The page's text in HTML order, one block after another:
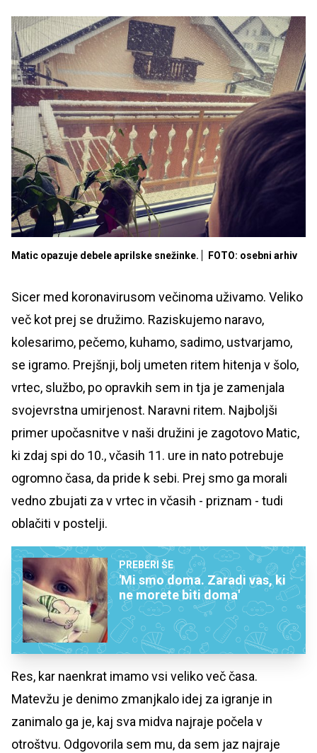
Matic opazuje debele aprilske snežinke. FOTO: osebni arhiv
Sicer med koronavirusom večinoma uživamo. Veliko
več kot prej se družimo. Raziskujemo naravo,
kolesarimo, pečemo, kuhamo, sadimo, ustvarjamo,
se igramo. Prejšnji, bolj umeten ritem hitenja v šolo,
vrtec, službo, po opravkih sem in tja je zamenjala
svojevrstna umirjenost. Naravni ritem. Najboljši
primer upočasnitve v naši družini je zagotovo Matic,
ki zdaj spi do 10., včasih 11. ure in nato potrebuje
ogromno časa, da pride k sebi. Prej smo ga morali
vedno zbujati za v vrtec in včasih - priznam - tudi
oblačiti v postelji.
PREBERI ŠE
'Mi smo doma. Zaradi vas, ki
ne morete biti doma'
Res, kar naenkrat imamo vsi veliko več časa.
Matevžu je denimo zmanjkalo idej za igranje in
zanimalo ga je, kaj sva midva najraje počela v
otroštvu. Odgovorila sem mu, da sem jaz najraje